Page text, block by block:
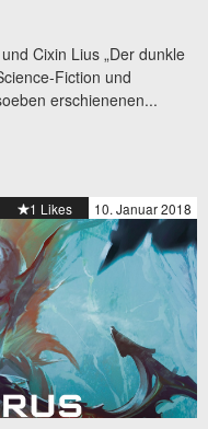
Cixin Lius „Der dunkle
Fiction und
erschienenen...
10. Januar 2018
1 Likes